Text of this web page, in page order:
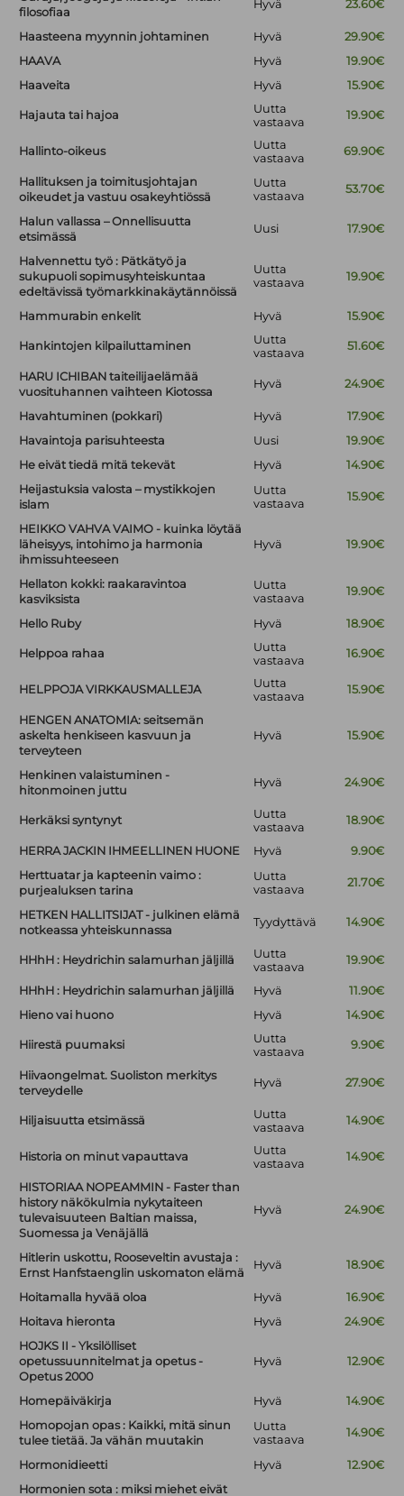
filosofiaa
Hyvä 23.60€
Haasteena myynnin johtaminen Hyvä
29.90€
HAAVA
Hyvä
19.90€
Haaveita
Hyvä 15.90€
Hajauta tai hajoa
Uutta
vastaava
19.90€
Hallinto-oikeus
Uutta
vastaava
69.90€
Hallituksen ja toimitusjohtajan
oikeudet ja vastuu osakeyhtiössä
Uutta
vastaava
53.70€
Halun vallassa – Onnellisuutta
etsimässä
Uusi 17.90€
Halvennettu työ : Pätkätyö ja
sukupuoli sopimusyhteiskuntaa
edeltävissä työmarkkinakäytännöissä
Uutta
vastaava
19.90€
Hammurabin enkelit Hyvä 15.90€
Hankintojen kilpailuttaminen
Uutta
vastaava
51.60€
HARU ICHIBAN taiteilijaelämää
vuosituhannen vaihteen Kiotossa
Hyvä 24.90€
Havahtuminen (pokkari) Hyvä
17.90€
Havaintoja parisuhteesta
Uusi
19.90€
He eivät tiedä mitä tekevät
Hyvä
14.90€
Heijastuksia valosta – mystikkojen
islam
Uutta
vastaava
15.90€
HEIKKO VAHVA VAIMO - kuinka löytää
läheisyys, intohimo ja harmonia
ihmissuhteeseen
Hyvä 19.90€
Hellaton kokki: raakaravintoa
kasviksista
Uutta
vastaava
19.90€
Hello Ruby Hyvä 18.90€
Helppoa rahaa
Uutta
vastaava
16.90€
HELPPOJA VIRKKAUSMALLEJA
Uutta
vastaava
15.90€
HENGEN ANATOMIA: seitsemän
askelta henkiseen kasvuun ja
terveyteen
Hyvä 15.90€
Henkinen valaistuminen -
hitonmoinen juttu
Hyvä 24.90€
Herkäksi syntynyt
Uutta
vastaava
18.90€
HERRA JACKIN IHMEELLINEN HUONE Hyvä
9.90€
Herttuatar ja kapteenin vaimo :
purjealuksen tarina
Uutta
vastaava
21.70€
HETKEN HALLITSIJAT - julkinen elämä
notkeassa yhteiskunnassa
Tyydyttävä 14.90€
HHhH : Heydrichin salamurhan jäljillä
Uutta
vastaava
19.90€
HHhH : Heydrichin salamurhan jäljillä Hyvä
11.90€
Hieno vai huono
Hyvä 14.90€
Hiirestä puumaksi
Uutta
vastaava
9.90€
Hiivaongelmat. Suoliston merkitys
terveydelle
Hyvä 27.90€
Hiljaisuutta etsimässä
Uutta
vastaava
14.90€
Historia on minut vapauttava
Uutta
vastaava
14.90€
HISTORIAA NOPEAMMIN - Faster than
history näkökulmia nykytaiteen
tulevaisuuteen Baltian maissa,
Suomessa ja Venäjällä
Hyvä 24.90€
Hitlerin uskottu, Rooseveltin avustaja :
Ernst Hanfstaenglin uskomaton elämä
Hyvä 18.90€
Hoitamalla hyvää oloa Hyvä
16.90€
Hoitava hieronta
Hyvä
24.90€
HOJKS II - Yksilölliset
opetussuunnitelmat ja opetus -
Opetus 2000
Hyvä 12.90€
Homepäiväkirja Hyvä
14.90€
Homopojan opas : Kaikki, mitä sinun
tulee tietää. Ja vähän muutakin
Uutta
vastaava
14.90€
Hormonidieetti Hyvä
12.90€
Hormonien sota : miksi miehet eivät